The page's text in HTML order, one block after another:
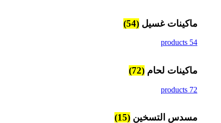
ماكينات غسيل (54)
54 products
ماكينات لحام (72)
72 products
مسدس التسخين (15)